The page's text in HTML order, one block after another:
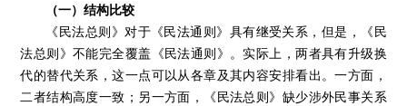
（一）结构比较
《民法总则》对于《民法通则》具有继受关系，但是，《民
法总则》不能完全覆盖《民法通则》。实际上，两者具有升级换
代的替代关系，这一点可以从各章及其内容安排看出。一方面，
二者结构高度一致；另一方面，《民法总则》缺少涉外民事关系